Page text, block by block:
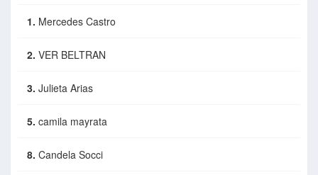
1. Mercedes Castro
2. VER BELTRAN
3. Julieta Arias
5. camila mayrata
8. Candela Socci